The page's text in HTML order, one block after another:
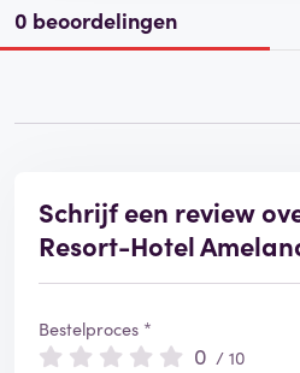
0 beoordelingen
Schrijf een review
Resort-Hotel
Bestelproces *
0 / 10